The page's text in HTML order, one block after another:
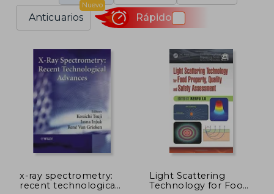
Anticuarios
Nuevo
Rápido
x-ray spectrometry:
recent technological
Light Scattering
Technology for Food